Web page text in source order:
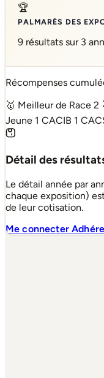
🏆
PALMARÈS DES
9 résultats sur 3
Récompenses
🥇 Meilleur de Race 2
Jeune 1 CACIB 1
Détail des
Le détail année par
chaque exposition)
de leur cotisation.
Me connecter